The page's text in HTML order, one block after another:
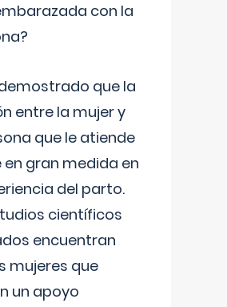
con la
que la
entre la mujer y
que le atiende
en gran medida en
del parto.
científicos
encuentran
mujeres que
un apoyo